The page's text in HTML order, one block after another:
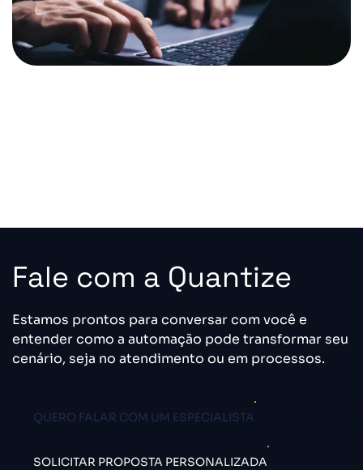
Fale com a Quantize
Estamos prontos para conversar com você e
entender como a automação pode transformar seu
cenário, seja no atendimento ou em processos.
QUERO FALAR COM UM ESPECIALISTA
SOLICITAR PROPOSTA PERSONALIZADA